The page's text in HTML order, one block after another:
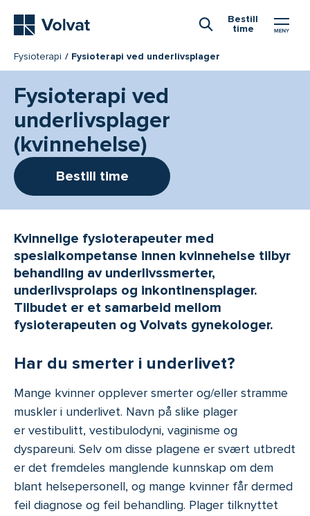
Bestill
time
Fysioterapi Fysioterapi ved underlivsplager
Fysioterapi ved
underlivsplager
(kvinnehelse)
Bestill time
Kvinnelige fysioterapeuter med
spesialkompetanse innen kvinnehelse tilbyr
behandling av underlivssmerter,
underlivsprolaps og inkontinensplager.
Tilbudet er et samarbeid mellom
fysioterapeuten og Volvats gynekologer.
Har du smerter i underlivet?
Mange kvinner opplever smerter og/eller stramme
muskler i underlivet. Navn på slike plager
er vestibulitt, vestibulodyni, vaginisme og
dyspareuni. Selv om disse plagene er svært utbredt
er det fremdeles manglende kunnskap om dem
blant helsepersonell, og mange kvinner får dermed
feil diagnose og feil behandling. Plager tilknyttet